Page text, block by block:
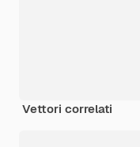
Vettori correlati